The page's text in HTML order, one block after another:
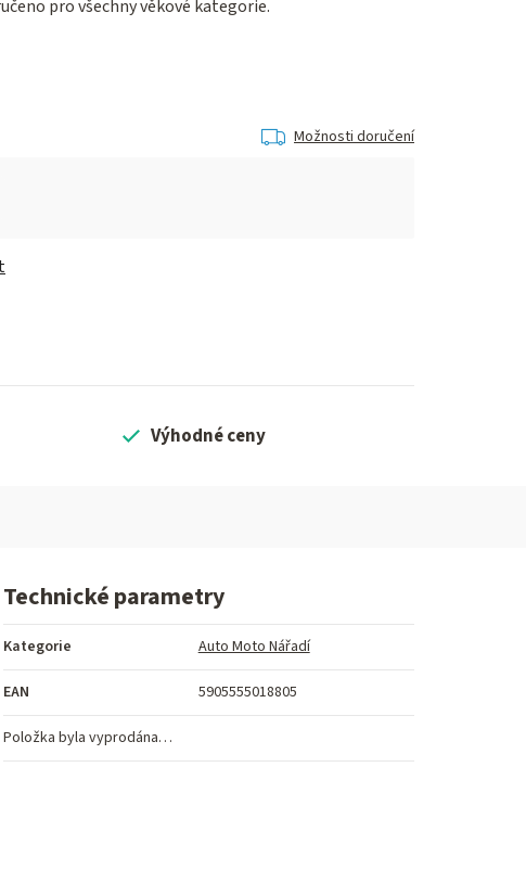
pro všechny věkové kategorie.
Možnosti doručení
Výhodné ceny
Technické parametry
Kategorie Auto Moto Nářadí
EAN 5905555018805
Položka byla vyprodána…